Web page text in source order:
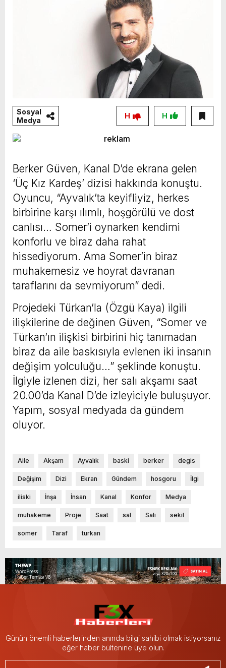
Sosyal
Medya
H
H
Berker Güven, Kanal D’de ekrana gelen
‘Üç Kız Kardeş’ dizisi hakkında konuştu.
Oyuncu, “Ayvalık’ta keyifliyiz, herkes
birbirine karşı ılımlı, hoşgörülü ve dost
canlısı… Somer’i oynarken kendimi
konforlu ve biraz daha rahat
hissediyorum. Ama Somer’in biraz
muhakemesiz ve hoyrat davranan
taraflarını da sevmiyorum” dedi.
Projedeki Türkan’la (Özgü Kaya) ilgili
ilişkilerine de değinen Güven, “Somer ve
Türkan’ın ilişkisi birbirini hiç tanımadan
biraz da aile baskısıyla evlenen iki insanın
değişim yolculuğu…” şeklinde konuştu.
İlgiyle izlenen dizi, her salı akşamı saat
20.00’da Kanal D’de izleyiciyle buluşuyor.
Yapım, sosyal medyada da gündem
oluyor.
Aile Akşam Ayvalık baski berker degis
Değişim Dizi Ekran Gündem hosgoru İlgi
iliski İnşa İnsan Kanal Konfor Medya
muhakeme Proje Saat sal Salı sekil
somer Taraf turkan
Günün önemli haberlerinden anında bilgi sahibi olmak istiyorsanız
eğer haber bültenine üye olun.